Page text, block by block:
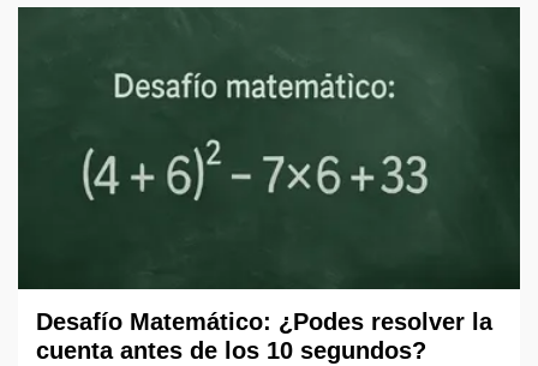
Desafío Matemático: ¿Podes resolver la
cuenta antes de los 10 segundos?